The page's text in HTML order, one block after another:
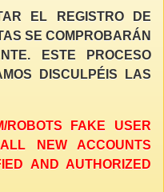
EL REGISTRO DE
SE COMPROBARÁN
ESTE PROCESO
DISCULPÉIS LAS
ROBOTS FAKE USER
NEW ACCOUNTS
AND AUTHORIZED